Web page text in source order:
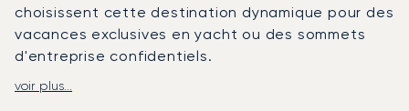
choisissent cette destination dynamique pour des
vacances exclusives en yacht ou des sommets
d'entreprise confidentiels.
Nous organisons votre voyage entièrement selon
voir plus...